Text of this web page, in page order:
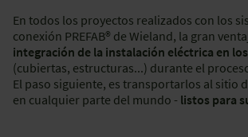
Reducir al máximo el tiempo de
argumentos más sólidos a favor de la
El sistema enchufable Wieland PREFAB® es
para reducir el tiempo del trabajo eléctrico
módulos de la construcción prefabricada
instalación eléctrica.
Con los componentes prefabricados del
En todos los proyectos realizados con los
conexión PREFAB® de Wieland, la gran
integración de la instalación eléctrica en
(cubiertas, estructuras...) durante el
El paso siguiente, es transportarlos al sitio
en cualquier parte del mundo - listos para